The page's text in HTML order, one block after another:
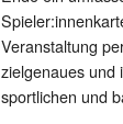
Veranstaltung
zielgenaues und
sportlichen und